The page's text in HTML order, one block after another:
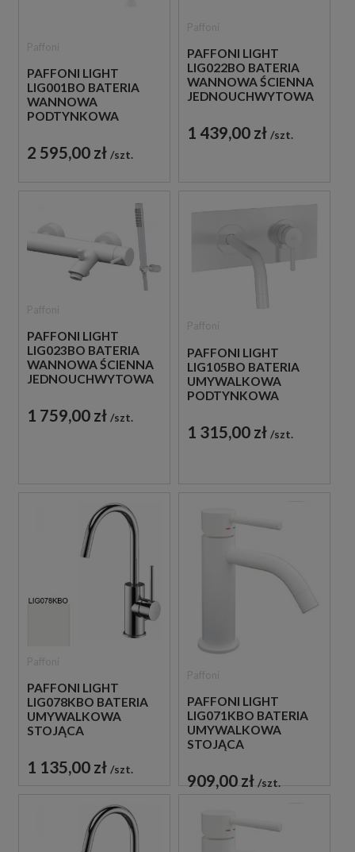
PAFFONI LIGHT
LIG001BO BATERIA
WANNOWA
PODTYNKOWA
BIAŁA
2 595,00 zł szt.
PAFFONI LIGHT
LIG022BO BATERIA
WANNOWA ŚCIENNA
JEDNOUCHWYTOWA
1 439,00 zł szt.
PAFFONI LIGHT
LIG023BO BATERIA
WANNOWA ŚCIENNA
JEDNOUCHWYTOWA
1 759,00 zł szt.
PAFFONI LIGHT
LIG105BO BATERIA
UMYWALKOWA
PODTYNKOWA
BIAŁA
1 315,00 zł szt.
PAFFONI LIGHT
LIG078KBO BATERIA
UMYWALKOWA
STOJĄCA
BIAŁA
1 135,00 zł szt.
PAFFONI LIGHT
LIG071KBO BATERIA
UMYWALKOWA
STOJĄCA
BIAŁA
909,00 zł szt.